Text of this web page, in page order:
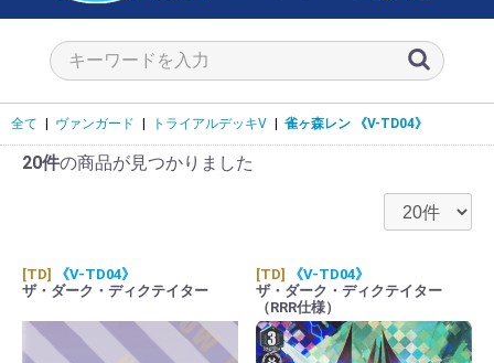
全て ヴァンガード トライアルデッキV 雀ヶ森レン 《V-TD04》
20件の商品が見つかりました
[TD]
《V-TD04》
ザ・ダーク・ディクテイター
[TD]
《V-TD04》
ザ・ダーク・ディクテイター
（RRR仕様）